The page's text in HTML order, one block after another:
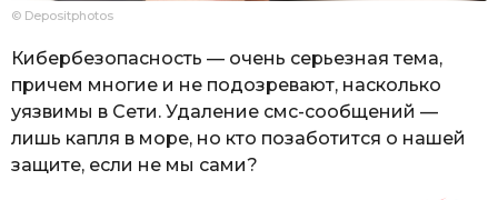
© Depositphotos
Кибербезопасность — очень серьезная тема,
причем многие и не подозревают, насколько
уязвимы в Сети. Удаление смс-сообщений —
лишь капля в море, но кто позаботится о нашей
защите, если не мы сами?